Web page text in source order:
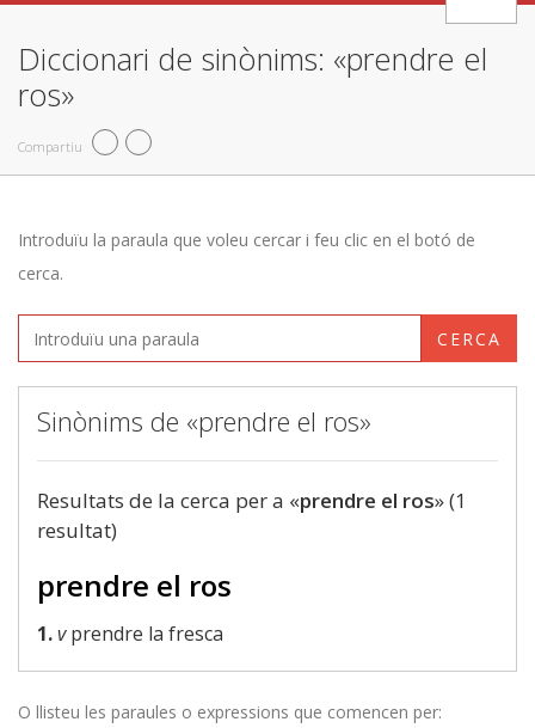
Diccionari de sinònims: «prendre el
ros»
Compartiu
Introduïu la paraula que voleu cercar i feu clic en el botó de
cerca.
CERCA
Sinònims de «prendre el ros»
Resultats de la cerca per a «prendre el ros» (1
resultat)
prendre el ros
1.vprendre la fresca
O llisteu les paraules o expressions que comencen per: